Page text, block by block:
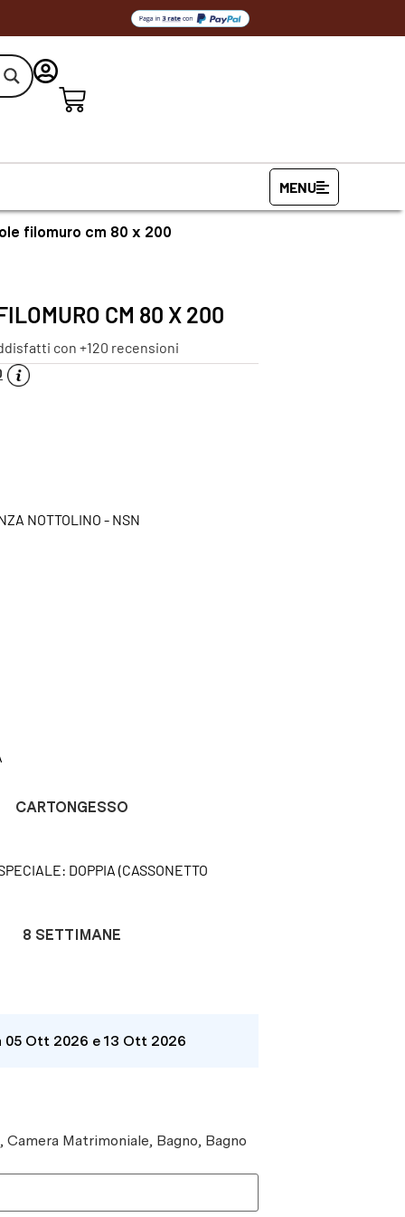
MENU
filomuro cm 80 x 200
CM 80 X 200
con +120 recensioni
NOTTOLINO - NSN
CARTONGESSO
DOPPIA (CASSONETTO
8 SETTIMANE
Ott 2026 e 13 Ott 2026
Matrimoniale, Bagno, Bagno